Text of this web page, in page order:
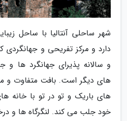
دارد و مرکز تفریحی و
و سالانه پذیرای جهانگرد ها و
های دیگر است. بافت متفاوت و
های باریک و تو در تو با خانه
خود جلب می کند. لنگرگاه ها و